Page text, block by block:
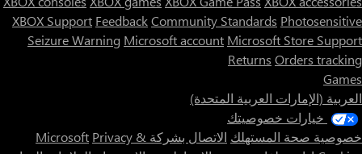
XBOX Support FeedbackCommunity Standards Photosensitive
Seizure Warning Microsoft account Microsoft Store Support
Returns Orders tracking
Games
العربية (الإمارات العربية المتحدة)
خيارات خصوصيتك
خصوصية صحة المستهلك الاتصال بشركة Microsoft Privacy &